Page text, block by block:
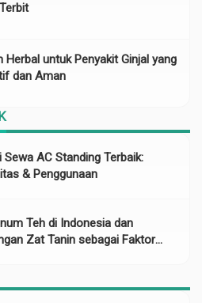
Herbal untuk Penyakit Ginjal yang
dan Aman
Sewa AC Standing Terbaik:
& Penggunaan
Teh di Indonesia dan
Zat Tanin sebagai Faktor